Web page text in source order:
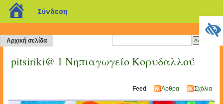
Αρχική σελίδα
pitsiriki@ 1 Νηπιαγωγείο Κορυδαλλού
Feed Άρθρα Σχόλια
blogs.sch.gr
Σύνδεση